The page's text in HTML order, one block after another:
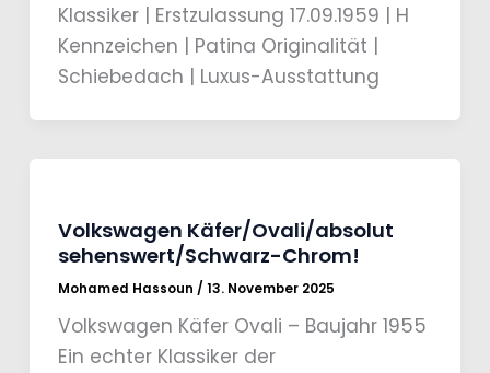
Klassiker | Erstzulassung 17.09.1959 | H
Kennzeichen | Patina Originalität |
Schiebedach | Luxus-Ausstattung
Volkswagen Käfer/Ovali/absolut
sehenswert/Schwarz-Chrom!
Mohamed Hassoun / 13. November 2025
Volkswagen Käfer Ovali – Baujahr 1955
Ein echter Klassiker der